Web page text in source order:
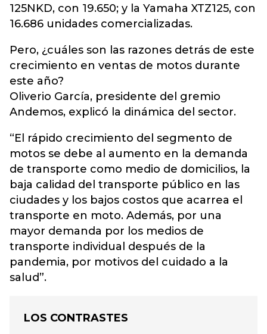
125NKD, con 19.650; y la Yamaha XTZ125, con
16.686 unidades comercializadas.
Pero, ¿cuáles son las razones detrás de este
crecimiento en ventas de motos durante
este año?
Oliverio García, presidente del gremio
Andemos, explicó la dinámica del sector.
“El rápido crecimiento del segmento de
motos se debe al aumento en la demanda
de transporte como medio de domicilios, la
baja calidad del transporte público en las
ciudades y los bajos costos que acarrea el
transporte en moto. Además, por una
mayor demanda por los medios de
transporte individual después de la
pandemia, por motivos del cuidado a la
salud”.
LOS CONTRASTES